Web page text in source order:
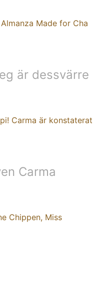
Made for Cha
är dessvärre
Carma är konstaterat
Carma
Chippen, Miss